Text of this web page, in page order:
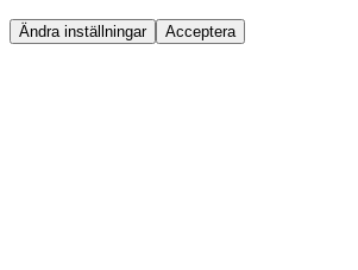
Ändra inställningar Acceptera